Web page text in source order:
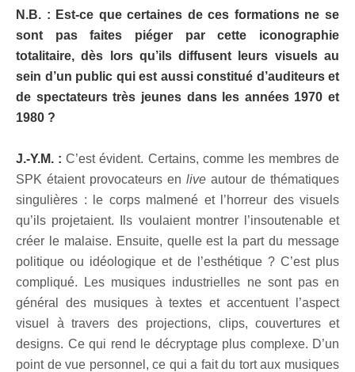
N.B. : Est-ce que certaines de ces formations ne se
sont pas faites piéger par cette iconographie
totalitaire, dès lors qu’ils diffusent leurs visuels au
sein d’un public qui est aussi constitué d’auditeurs et
de spectateurs très jeunes dans les années 1970 et
1980 ?
J.-Y.M. : C’est évident. Certains, comme les membres de
SPK étaient provocateurs en live autour de thématiques
singulières : le corps malmené et l’horreur des visuels
qu’ils projetaient. Ils voulaient montrer l’insoutenable et
créer le malaise. Ensuite, quelle est la part du message
politique ou idéologique et de l’esthétique ? C’est plus
compliqué. Les musiques industrielles ne sont pas en
général des musiques à textes et accentuent l’aspect
visuel à travers des projections, clips, couvertures et
designs. Ce qui rend le décryptage plus complexe. D’un
point de vue personnel, ce qui a fait du tort aux musiques